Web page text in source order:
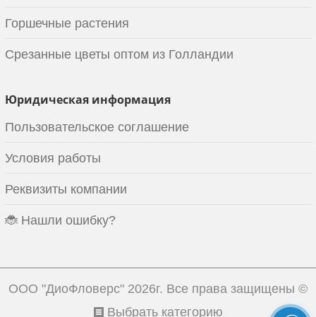
Горшечные растения
Срезанные цветы оптом из Голландии
Юридическая информация
Пользовательское соглашение
Условия работы
Реквизиты компании
🐞 Нашли ошибку?
ООО "ДиоФловерс" 2026г. Все права защищены ©
Выбрать категорию